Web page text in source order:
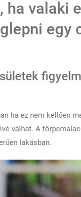
ha valaki
egy
ha ez nem kellően
válhat. A
lakásban.